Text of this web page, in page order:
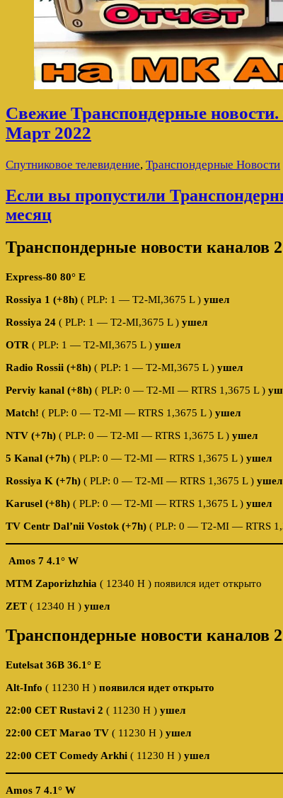
Свежие Транспондерные новости.
Март 2022
Спутниковое телевидение, Транспондерные Новости
Если вы пропустили
месяц
Транспондерные новости каналов
Express-80 80° E
Rossiya 1 (+8h) ( PLP: 1 — T2-MI,3675 L ) ушел
Rossiya 24 ( PLP: 1 — T2-MI,3675 L ) ушел
OTR ( PLP: 1 — T2-MI,3675 L ) ушел
Radio Rossii (+8h) ( PLP: 1 — T2-MI,3675 L ) ушел
Perviy kanal (+8h) ( PLP: 0 — T2-MI — RTRS 1,3675 L )
Match! ( PLP: 0 — T2-MI — RTRS 1,3675 L ) ушел
NTV (+7h) ( PLP: 0 — T2-MI — RTRS 1,3675 L ) ушел
5 Kanal (+7h) ( PLP: 0 — T2-MI — RTRS 1,3675 L ) ушел
Rossiya K (+7h) ( PLP: 0 — T2-MI — RTRS 1,3675 L ) ушел
Karusel (+8h) ( PLP: 0 — T2-MI — RTRS 1,3675 L ) ушел
TV Centr Dal’nii Vostok (+7h) ( PLP: 0 — T2-MI — RTRS
Amos 7 4.1° W
MTM Zaporizhzhia ( 12340 H ) появился идет открыто
ZET ( 12340 H ) ушел
Транспондерные новости каналов
Eutelsat 36B 36.1° E
Alt-Info ( 11230 H ) появился идет открыто
22:00 CET Rustavi 2 ( 11230 H ) ушел
22:00 CET Marao TV ( 11230 H ) ушел
22:00 CET Comedy Arkhi ( 11230 H ) ушел
Amos 7 4.1° W